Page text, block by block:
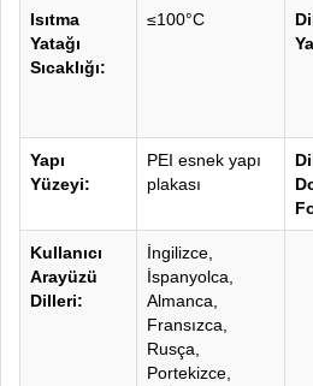
Isıtma
Yatağı
Sıcaklığı:
≤100°C
Yapı
Yüzeyi:
PEI esnek yapı
plakası
Kullanıcı
Arayüzü
Dilleri:
İngilizce,
İspanyolca,
Almanca,
Fransızca,
Rusça,
Portekizce,